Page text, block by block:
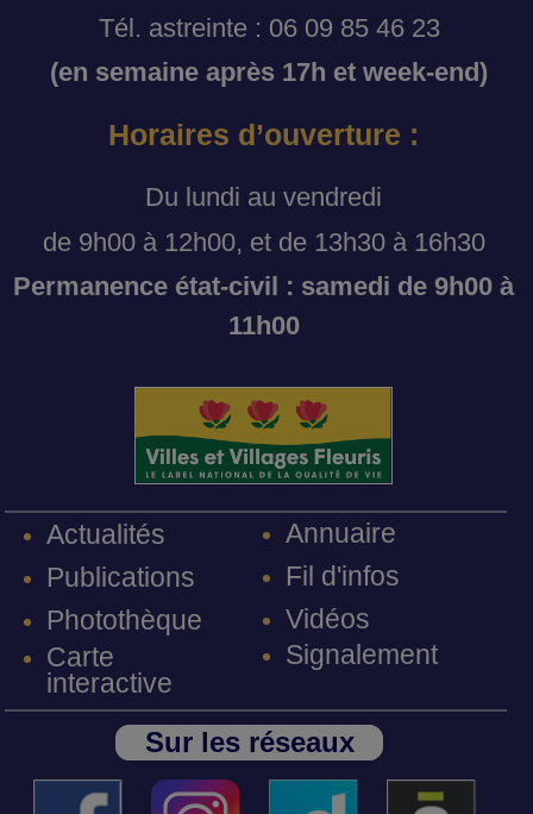
Tél. astreinte : 06 09 85 46 23
(en semaine après 17h et week-end)
Horaires d’ouverture :
Du lundi au vendredi
de 9h00 à 12h00, et de 13h30 à 16h30
Permanence état-civil : samedi de 9h00 à
11h00
Actualités
Publications
Photothèque
Carte
interactive
Annuaire
Fil d'infos
Vidéos
Signalement
Sur les réseaux